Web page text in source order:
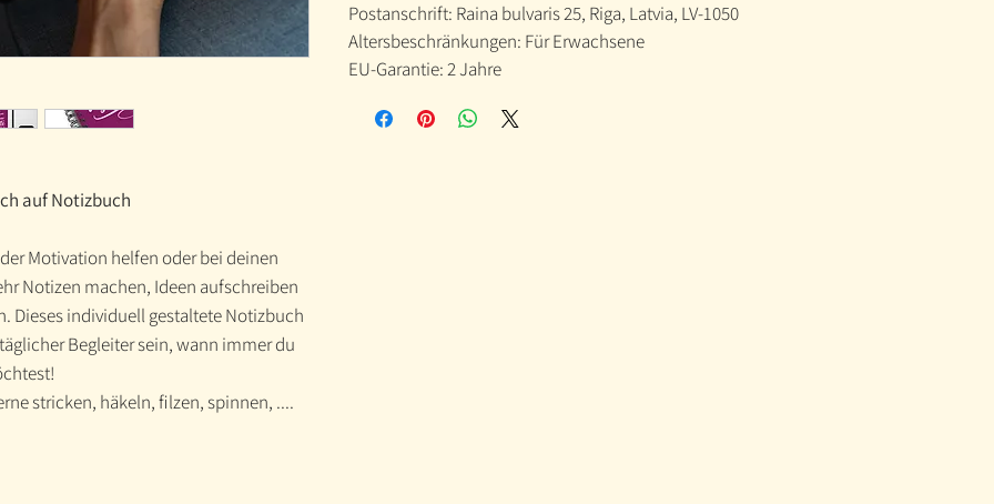
auf Notizbuch
Motivation helfen oder bei deinen
Notizen machen, Ideen aufschreiben
Dieses individuell gestaltete Notizbuch
Begleiter sein, wann immer du
stricken, häkeln, filzen, spinnen, ....
Postanschrift: Raina bulvaris 25, Riga, Latvia, LV-1050
Altersbeschränkungen: Für Erwachsene
EU-Garantie: 2 Jahre